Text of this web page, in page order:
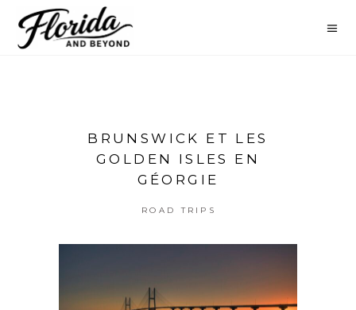
BRUNSWICK ET LES
GOLDEN ISLES EN
GÉORGIE
ROAD TRIPS